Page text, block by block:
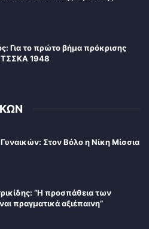
Για το πρώτο βήμα πρόκρισης
ΤΣΣΚΑ 1948
Στον Βόλο η Νίκη Μίσσια
“Η προσπάθεια των
πραγματικά αξιέπαινη”